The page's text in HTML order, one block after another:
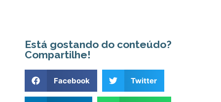
Está gostando do conteúdo?
Compartilhe!
Facebook Twitter